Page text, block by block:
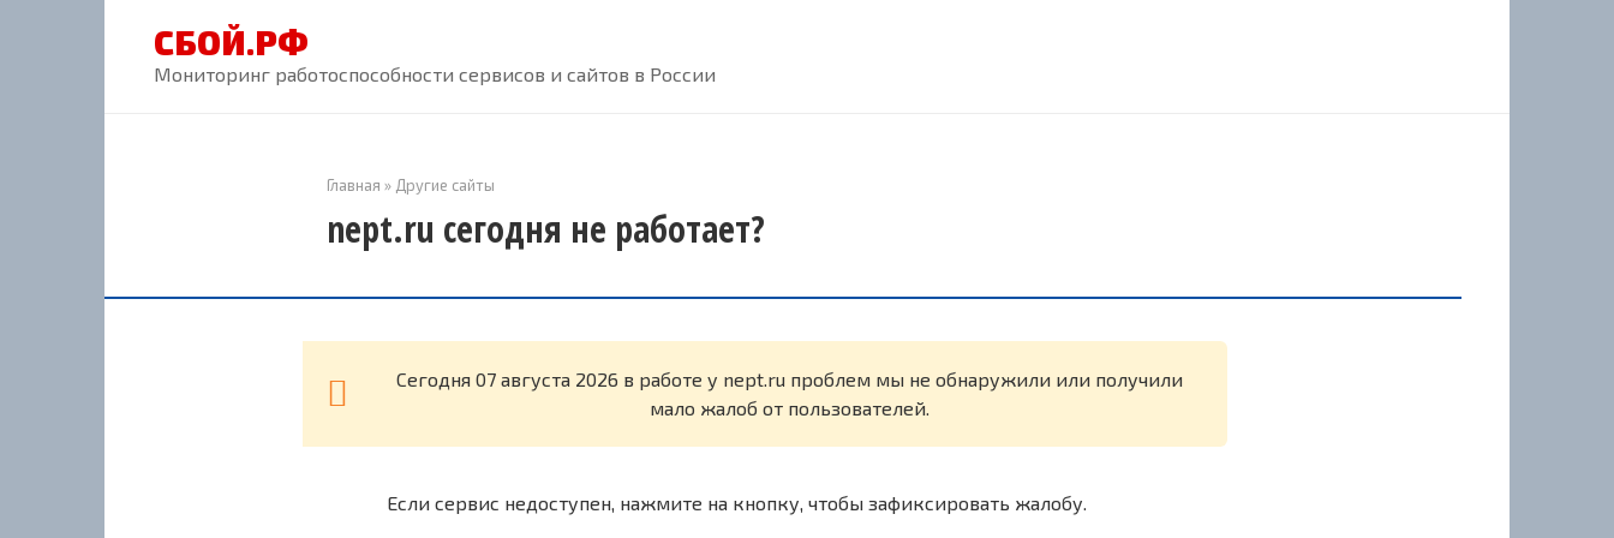
СБОЙ.РФ
Мониторинг работоспособности сервисов и сайтов в России
Главная » Другие сайты
nept.ru сегодня не работает?
Cегодня 07 августа 2026 в работе у nept.ru проблем мы не обнаружили или получили
мало жалоб от пользователей.
Если сервис недоступен, нажмите на кнопку, чтобы зафиксировать жалобу.